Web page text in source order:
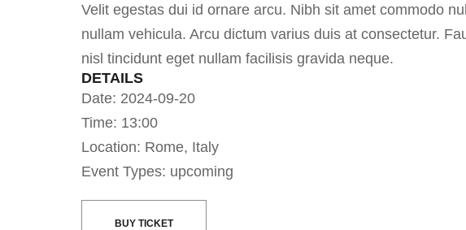
Velit egestas dui id ornare arcu. Nibh sit amet commodo
nullam vehicula. Arcu dictum varius duis at consectetur.
nisl tincidunt eget nullam facilisis gravida neque.
DETAILS
Date: 2024-09-20
Time: 13:00
Location: Rome, Italy
Event Types: upcoming
BUY TICKET